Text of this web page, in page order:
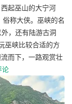
起巫山的大宁河
称大侠。巫峡的名
，还有陆游古洞
巫峡比较合适的方
而下，一路观赏壮
论